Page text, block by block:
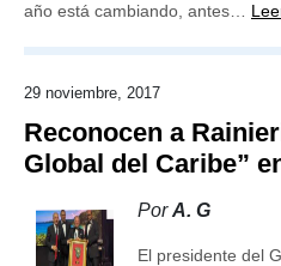
año está cambiando, antes…
29 noviembre, 2017
Reconocen a
Global del Caribe”
PorA. G
El presidente del